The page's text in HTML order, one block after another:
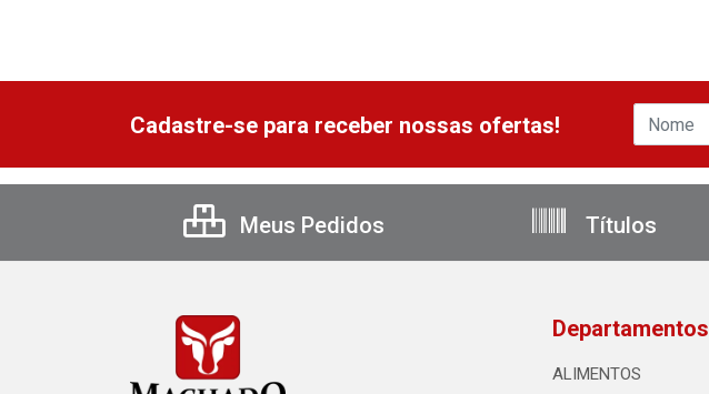
Cadastre-se para receber nossas ofertas!
Meus Pedidos Títulos
Departamentos
ALIMENTOS